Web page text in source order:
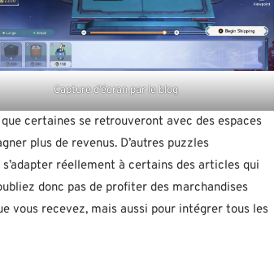
Capture d’écran par le blog
certaines se retrouveront avec des espaces
plus de revenus. D’autres puzzles
réellement à certains des articles qui
donc pas de profiter des marchandises
vous recevez, mais aussi pour intégrer tous les